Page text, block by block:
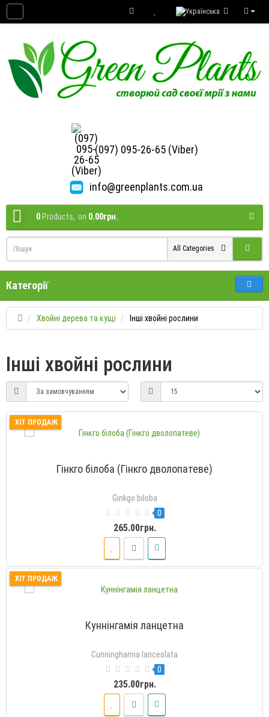
(097) 095-26-65 (Viber)
info@greenplants.com.ua
0 Products, on 0.00грн.
All Categories
Категорії
Хвойні дерева та кущі Інші хвойні рослини
Інші хвойні рослини
ХІТ ПРОДАЖ
Гінкго білоба (Гінкго дволопатеве)
Ginkgo biloba
0
265.00грн.
ХІТ ПРОДАЖ
Куннінгамія ланцетна
Сunninghamia lanceolata
0
235.00грн.